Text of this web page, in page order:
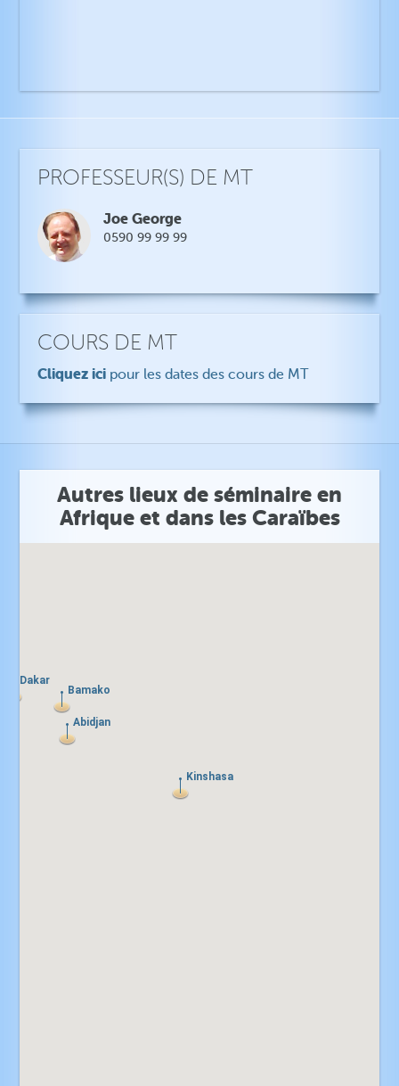
PROFESSEUR(S) DE MT
Joe George
0590 99 99 99
COURS DE MT
Cliquez ici pour les dates des cours de MT
Autres lieux de séminaire en
Afrique et dans les Caraïbes
Kinshasa
Abidjan
Dakar
Bamako
Kinshasa
Abidjan
Dakar
Bamako